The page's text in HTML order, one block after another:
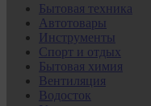
Бытовая техника
Автотовары
Инструменты
Спорт и отдых
Бытовая химия
Вентиляция
Водосток